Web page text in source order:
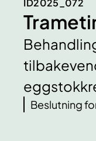
Beslutning